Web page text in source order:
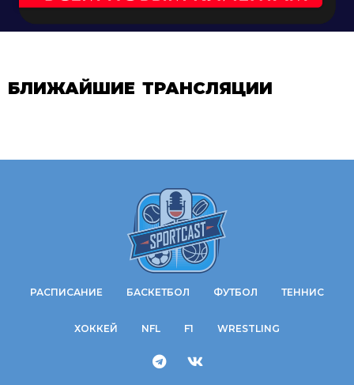
БЛИЖАЙШИЕ ТРАНСЛЯЦИИ
РАСПИСАНИЕ БАСКЕТБОЛ ФУТБОЛ ТЕННИС
ХОККЕЙ NFL F1 WRESTLING